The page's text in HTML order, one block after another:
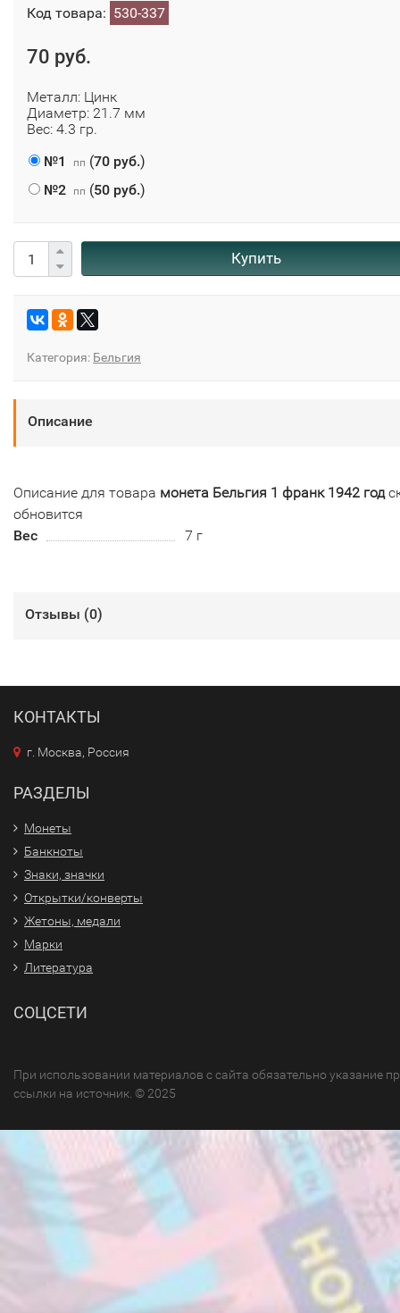
Код товара: 530-337
70 руб.
Металл: Цинк
Диаметр: 21.7 мм
Вес: 4.3 гр.
№1
пп (70 руб.)
№2
пп (50 руб.)
Купить
Категория: Бельгия
Описание
Описание для товара монета Бельгия 1 франк 1942 год
обновится
Вес
7 г
Отзывы (0)
КОНТАКТЫ
г. Москва, Россия
РАЗДЕЛЫ
Монеты
Банкноты
Знаки, значки
Открытки/конверты
Жетоны, медали
Марки
Литература
СОЦСЕТИ
При использовании материалов с сайта обязательно указание
ссылки на источник. © 2025